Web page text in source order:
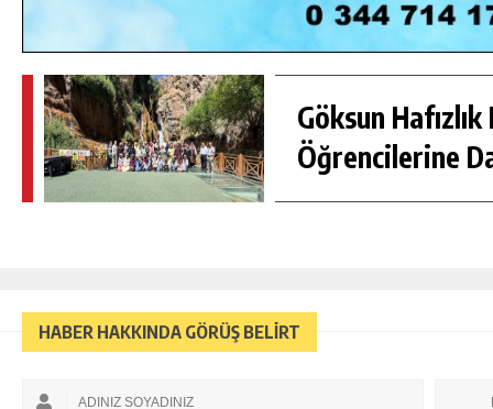
Göksun Hafızlık
Öğrencilerine
HABER HAKKINDA GÖRÜŞ BELİRT
GÜNLÜK HABER AKIŞI
GÖKSUN HAFIZLIK KIZ KUR’AN KURSU
ÖĞRENCILERINE DARENDE GEZISI.